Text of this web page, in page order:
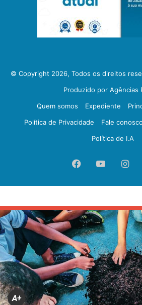
© Copyright 2026, Todos os direitos
Produzido por Agências
Quem somos
Expediente
Política de Privacidade
Fale conosco
Política de I.A
FacebookYouTube
A+